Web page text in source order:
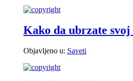
Kako da ubrzate svoj
Objavljeno u: Saveti